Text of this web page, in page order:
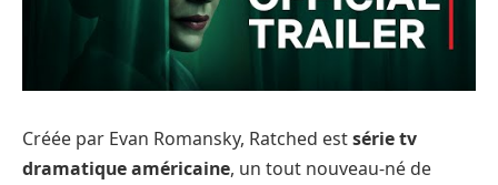
Créée par Evan Romansky, Ratched estsérie tv
dramatique américaine, un tout nouveau-né de